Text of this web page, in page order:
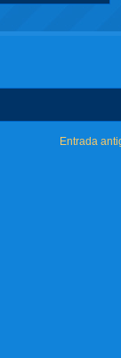
Entrada